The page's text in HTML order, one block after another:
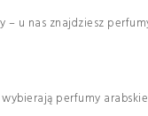
u nas znajdziesz
perfumy